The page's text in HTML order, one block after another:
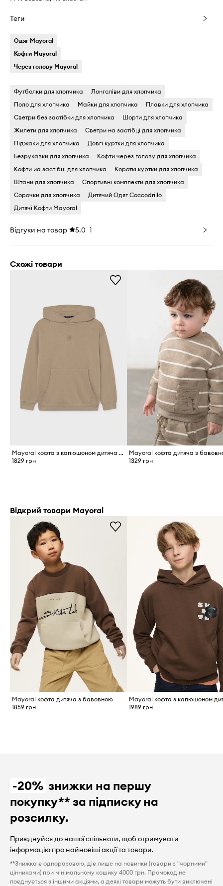
Теги
Одяг Mayoral
Кофти Mayoral
Через голову Mayoral
Футболки для хлопчика
Лонгсліви для хлопчика
Поло для хлопчика
Майки для хлопчика
Плавки для хлопчика
Светри без застібки для хлопчика
Шорти для хлопчика
Жилети для хлопчика
Светри на застібці для хлопчика
Піджаки для хлопчика
Довгі куртки для хлопчика
Безрукавки для хлопчика
Кофти через голову для хлопчика
Кофти иа застібці для хлопчика
Короткі куртки для хлопчика
Штани для хлопчика
Спортивні комплекти для хлопчика
Сорочки для хлопчика
Дитячий Одяг Coccodrillo
Дитячі Кофти Mayoral
Відгуки на товар 5.0 1
Схожі товари
Mayoral кофта з капюшоном дитяча з бавовною
1829 грн
Mayoral кофта дитяча з
1329 грн
Відкрий товари Mayoral
Mayoral кофта дитяча з бавовною
1859 грн
1989 грн
-20% знижки на першу
покупку** за підписку на
розсилку.
Приєднуйся до нашої спільноти, щоб отримувати
інформацію про найновіші акції та товари.
**Знижка є одноразовою, діє лише на новинки (товари з "чорними"
цінниками) при мінімальному кошику 4000 грн. Промокод не
поєднується з іншими акціями, а деякі товари можуть бути виключені